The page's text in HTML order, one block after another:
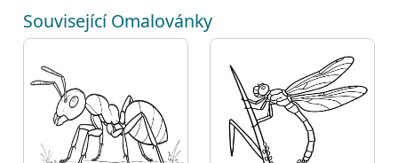
Související Omalovánky